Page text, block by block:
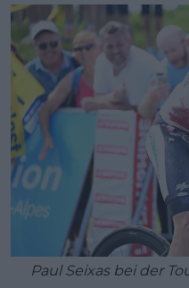
Paul Seixas bei der